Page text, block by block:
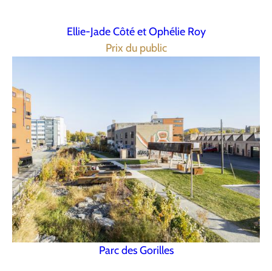
Ellie-Jade Côté et Ophélie Roy
Prix du public
Parc des Gorilles